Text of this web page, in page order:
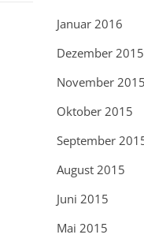
Januar 2016
Dezember 2015
November 2015
Oktober 2015
September
August 2015
Juni 2015
Mai 2015